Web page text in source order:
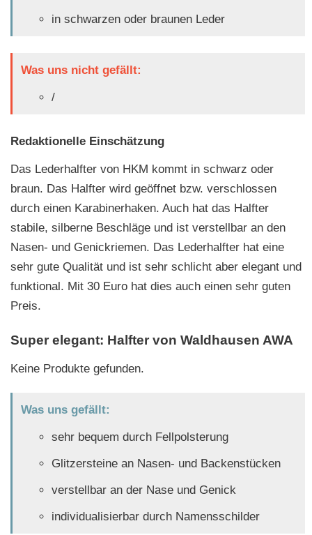
in schwarzen oder braunen Leder
Was uns nicht gefällt:
/
Redaktionelle Einschätzung
Das Lederhalfter von HKM kommt in schwarz oder
braun. Das Halfter wird geöffnet bzw. verschlossen
durch einen Karabinerhaken. Auch hat das Halfter
stabile, silberne Beschläge und ist verstellbar an den
Nasen- und Genickriemen. Das Lederhalfter hat eine
sehr gute Qualität und ist sehr schlicht aber elegant und
funktional. Mit 30 Euro hat dies auch einen sehr guten
Preis.
Super elegant: Halfter von Waldhausen AWA
Keine Produkte gefunden.
Was uns gefällt:
sehr bequem durch Fellpolsterung
Glitzersteine an Nasen- und Backenstücken
verstellbar an der Nase und Genick
individualisierbar durch Namensschilder